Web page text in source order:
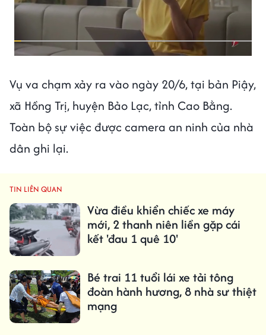
Vụ va chạm xảy ra vào ngày 20/6, tại bản Piậy,
xã Hồng Trị, huyện Bảo Lạc, tỉnh Cao Bằng.
Toàn bộ sự việc được camera an ninh của nhà
dân ghi lại.
TIN LIÊN QUAN
Vừa điều khiển chiếc xe máy
mới, 2 thanh niên liền gặp cái
kết 'đau 1 quê 10'
Bé trai 11 tuổi lái xe tải tông
đoàn hành hương, 8 nhà sư thiệt
mạng